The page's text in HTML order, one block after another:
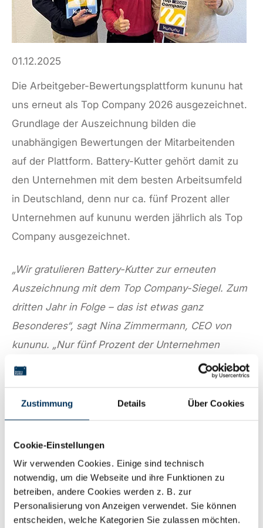
Zustimmung Details Über Cookies
Cookie-Einstellungen
Wir verwenden Cookies. Einige sind technisch
notwendig, um die Webseite und ihre Funktionen zu
betreiben, andere Cookies werden z. B. zur
Personalisierung von Anzeigen verwendet. Sie können
entscheiden, welche Kategorien Sie zulassen möchten.
01.12.2025
Die Arbeitgeber-Bewertungsplattform kununu hat
uns erneut als Top Company 2026 ausgezeichnet.
Grundlage der Auszeichnung bilden die
unabhängigen Bewertungen der Mitarbeitenden
auf der Plattform. Battery-Kutter gehört damit zu
den Unternehmen mit dem besten Arbeitsumfeld
in Deutschland, denn nur ca. fünf Prozent aller
Unternehmen auf kununu werden jährlich als Top
Company ausgezeichnet.
„Wir gratulieren Battery-Kutter zur erneuten
Auszeichnung mit dem Top Company-Siegel. Zum
dritten Jahr in Folge – das ist etwas ganz
Besonderes“, sagt Nina Zimmermann, CEO von
kununu. „Nur fünf Prozent der Unternehmen
qualifizieren sich für dieses besondere Siegel. Dies
Aushängeschild für potenzielle Bewerber:innen als
auch als Spiegel der Unternehmenskultur nach
innen an die Mitarbeitenden. So konnten 71
Prozent der Unternehmen, die das Siegel erhalten
haben, eine erhöhte Anzahl an Bewerbungen
verzeichnen. Ganze 81 Prozent erkennen die
Auszeichnung darüber hinaus auch als einen